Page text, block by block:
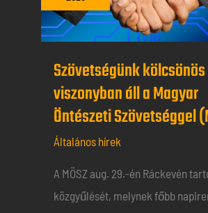
Szövetségünk
viszonyban áll a Magyar
Öntészeti Szövetséggel
Általános hírek
A MÖSZ aug. 29.-én Ráckevén
közgyűlését, melynek főbb
viszonyban
áll
a
Magyar
Öntészeti